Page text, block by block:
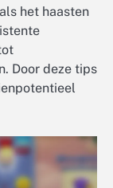
het haasten
Door deze tips